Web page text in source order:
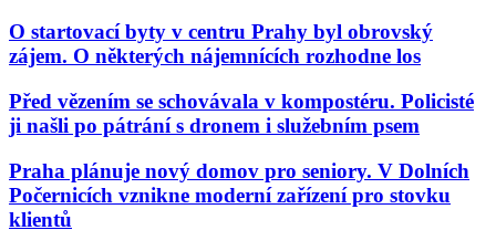
O startovací byty v centru Prahy byl obrovský
zájem. O některých nájemnících rozhodne los
Před vězením se schovávala v kompostéru. Policisté
ji našli po pátrání s dronem i služebním psem
Praha plánuje nový domov pro seniory. V Dolních
Počernicích vznikne moderní zařízení pro stovku
klientů